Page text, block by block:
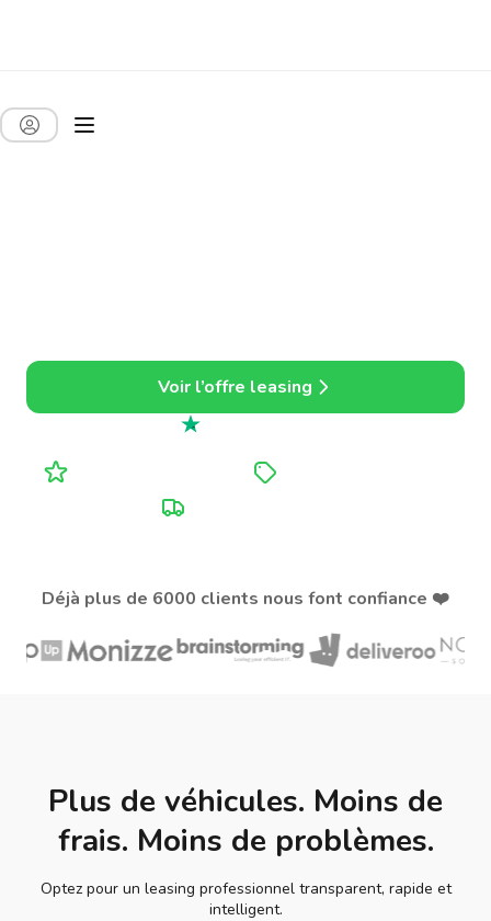
Leasing de voitures
Voir l’offre leasing
4.7 sur 5
Déjà plus de 6000 clients nous font confiance ❤️
Plus de véhicules. Moins de
frais. Moins de problèmes.
Optez pour un leasing professionnel transparent, rapide et
intelligent.